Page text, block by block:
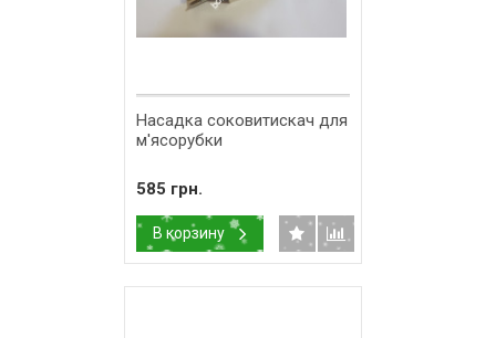
Насадка соковитискач для
м'ясорубки
585 грн.
В корзину